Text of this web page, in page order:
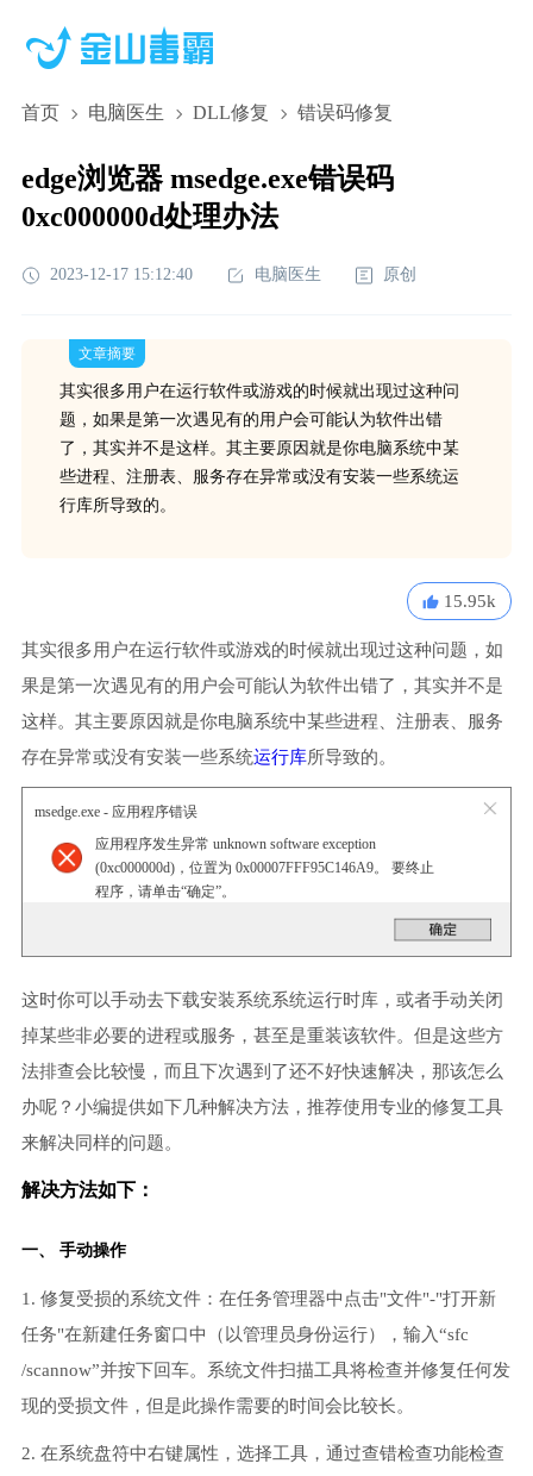
首页 电脑医生 DLL修复 错误码修复
edge浏览器 msedge.exe错误码
0xc000000d处理办法
2023-12-17 15:12:40 电脑医生 原创
文章摘要
其实很多用户在运行软件或游戏的时候就出现过这种问
题，如果是第一次遇见有的用户会可能认为软件出错
了，其实并不是这样。其主要原因就是你电脑系统中某
些进程、注册表、服务存在异常或没有安装一些系统运
行库所导致的。
15.95k
其实很多用户在运行软件或游戏的时候就出现过这种问题，如
果是第一次遇见有的用户会可能认为软件出错了，其实并不是
这样。其主要原因就是你电脑系统中某些进程、注册表、服务
存在异常或没有安装一些系统运行库所导致的。
msedge.exe - 应用程序错误
应用程序发生异常 unknown software exception
(0xc000000d)，位置为 0x00007FFF95C146A9。 要终止
程序，请单击“确定”。
这时你可以手动去下载安装系统系统运行时库，或者手动关闭
掉某些非必要的进程或服务，甚至是重装该软件。但是这些方
法排查会比较慢，而且下次遇到了还不好快速解决，那该怎么
办呢？小编提供如下几种解决方法，推荐使用专业的修复工具
来解决同样的问题。
解决方法如下：
一、 手动操作
1. 修复受损的系统文件：在任务管理器中点击"文件"-"打开新
任务"在新建任务窗口中（以管理员身份运行），输入“sfc
/scannow”并按下回车。系统文件扫描工具将检查并修复任何发
现的受损文件，但是此操作需要的时间会比较长。
2. 在系统盘符中右键属性，选择工具，通过查错检查功能检查